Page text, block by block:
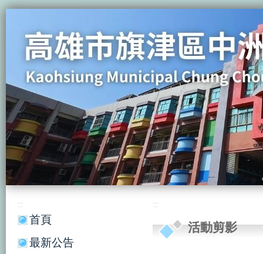
:::
首頁
最新公告
:::
活動剪影